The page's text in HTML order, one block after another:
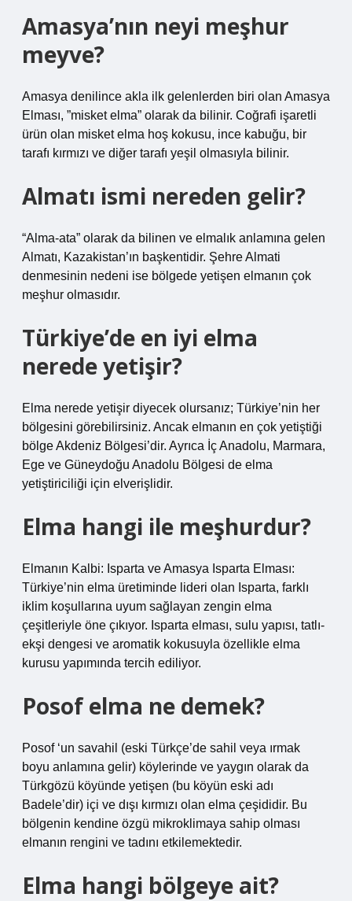
Amasya’nın neyi meşhur
meyve?
Amasya denilince akla ilk gelenlerden biri olan Amasya
Elması, ”misket elma” olarak da bilinir. Coğrafi işaretli
ürün olan misket elma hoş kokusu, ince kabuğu, bir
tarafı kırmızı ve diğer tarafı yeşil olmasıyla bilinir.
Almatı ismi nereden gelir?
“Alma-ata” olarak da bilinen ve elmalık anlamına gelen
Almatı, Kazakistan’ın başkentidir. Şehre Almati
denmesinin nedeni ise bölgede yetişen elmanın çok
meşhur olmasıdır.
Türkiye’de en iyi elma
nerede yetişir?
Elma nerede yetişir diyecek olursanız; Türkiye’nin her
bölgesini görebilirsiniz. Ancak elmanın en çok yetiştiği
bölge Akdeniz Bölgesi’dir. Ayrıca İç Anadolu, Marmara,
Ege ve Güneydoğu Anadolu Bölgesi de elma
yetiştiriciliği için elverişlidir.
Elma hangi ile meşhurdur?
Elmanın Kalbi: Isparta ve Amasya Isparta Elması:
Türkiye’nin elma üretiminde lideri olan Isparta, farklı
iklim koşullarına uyum sağlayan zengin elma
çeşitleriyle öne çıkıyor. Isparta elması, sulu yapısı, tatlı-
ekşi dengesi ve aromatik kokusuyla özellikle elma
kurusu yapımında tercih ediliyor.
Posof elma ne demek?
Posof ‘un savahil (eski Türkçe’de sahil veya ırmak
boyu anlamına gelir) köylerinde ve yaygın olarak da
Türkgözü köyünde yetişen (bu köyün eski adı
Badele’dir) içi ve dışı kırmızı olan elma çeşididir. Bu
bölgenin kendine özgü mikroklimaya sahip olması
elmanın rengini ve tadını etkilemektedir.
Elma hangi bölgeye ait?